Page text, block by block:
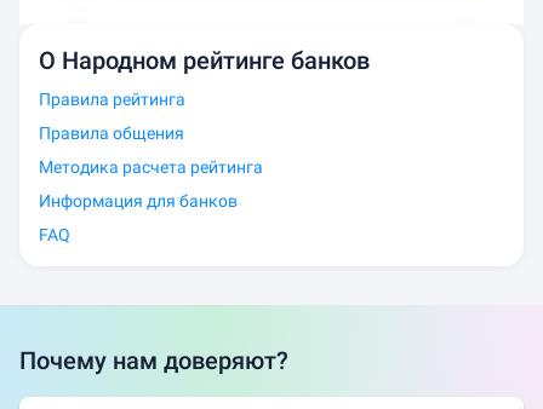
О Народном рейтинге банков
Правила рейтинга
Правила общения
Методика расчета рейтинга
Информация для банков
FAQ
Почему нам доверяют?